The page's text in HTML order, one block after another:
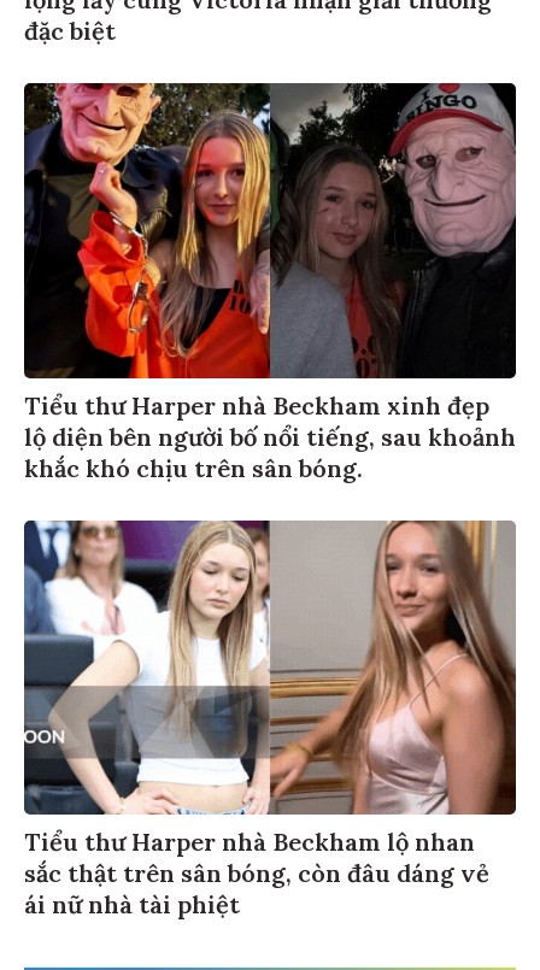
đặc biệt
Tiểu thư Harper nhà Beckham xinh đẹp
lộ diện bên người bố nổi tiếng, sau khoảnh
khắc khó chịu trên sân bóng.
Tiểu thư Harper nhà Beckham lộ nhan
sắc thật trên sân bóng, còn đâu dáng vẻ
ái nữ nhà tài phiệt